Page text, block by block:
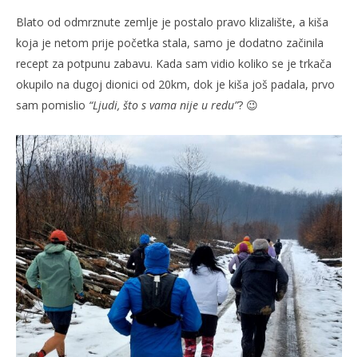
Blato od odmrznute zemlje je postalo pravo klizalište, a kiša
koja je netom prije početka stala, samo je dodatno začinila
recept za potpunu zabavu. Kada sam vidio koliko se je trkača
okupilo na dugoj dionici od 20km, dok je kiša još padala, prvo
sam pomislio “Ljudi, što s vama nije u redu”? 😉